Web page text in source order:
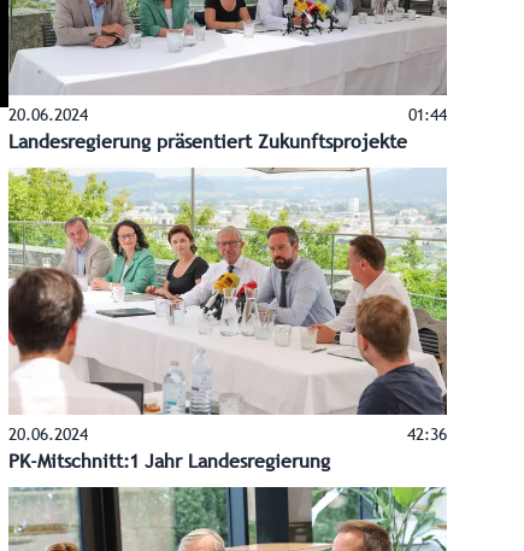
20.06.2024 01:44
Landesregierung präsentiert Zukunftsprojekte
20.06.2024 42:36
PK-Mitschnitt:1 Jahr Landesregierung